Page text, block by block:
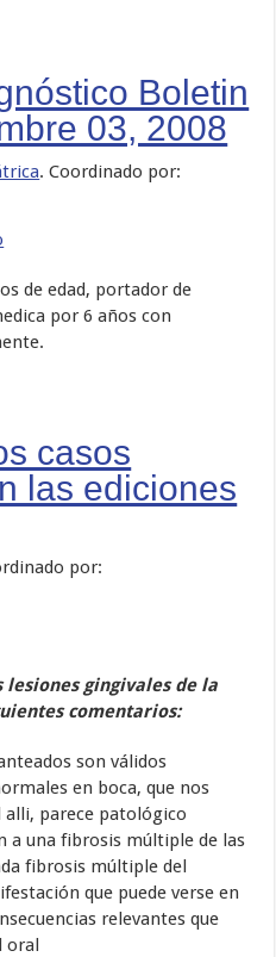
Boletin
03, 2008
. Coordinado por:
de edad, portador de
por 6 años con
casos
las ediciones
por:
lesiones gingivales de la
comentarios:
son válidos
en boca, que nos
parece patológico
a una fibrosis múltiple de las
fibrosis múltiple del
que puede verse en
relevantes que
oral